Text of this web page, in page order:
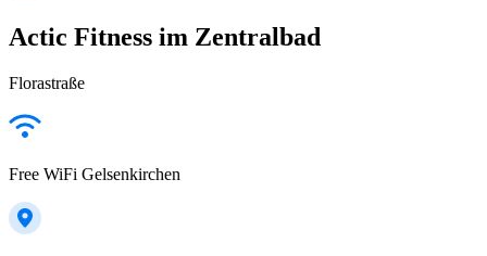
Actic Fitness im Zentralbad
Florastraße
Free WiFi Gelsenkirchen